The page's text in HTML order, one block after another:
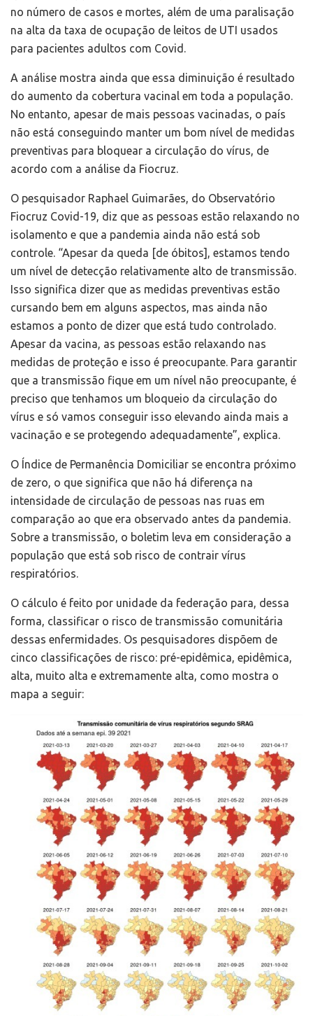
no número de casos e mortes, além de uma paralisação
na alta da taxa de ocupação de leitos de UTI usados
para pacientes adultos com Covid.
A análise mostra ainda que essa diminuição é resultado
do aumento da cobertura vacinal em toda a população.
No entanto, apesar de mais pessoas vacinadas, o país
não está conseguindo manter um bom nível de medidas
preventivas para bloquear a circulação do vírus, de
acordo com a análise da Fiocruz.
O pesquisador Raphael Guimarães, do Observatório
Fiocruz Covid-19, diz que as pessoas estão relaxando no
isolamento e que a pandemia ainda não está sob
controle. “Apesar da queda [de óbitos], estamos tendo
um nível de detecção relativamente alto de transmissão.
Isso significa dizer que as medidas preventivas estão
cursando bem em alguns aspectos, mas ainda não
estamos a ponto de dizer que está tudo controlado.
Apesar da vacina, as pessoas estão relaxando nas
medidas de proteção e isso é preocupante. Para garantir
que a transmissão fique em um nível não preocupante, é
preciso que tenhamos um bloqueio da circulação do
vírus e só vamos conseguir isso elevando ainda mais a
vacinação e se protegendo adequadamente”, explica.
O Índice de Permanência Domiciliar se encontra próximo
de zero, o que significa que não há diferença na
intensidade de circulação de pessoas nas ruas em
comparação ao que era observado antes da pandemia.
Sobre a transmissão, o boletim leva em consideração a
população que está sob risco de contrair vírus
respiratórios.
O cálculo é feito por unidade da federação para, dessa
forma, classificar o risco de transmissão comunitária
dessas enfermidades. Os pesquisadores dispõem de
cinco classificações de risco: pré-epidêmica, epidêmica,
alta, muito alta e extremamente alta, como mostra o
mapa a seguir: